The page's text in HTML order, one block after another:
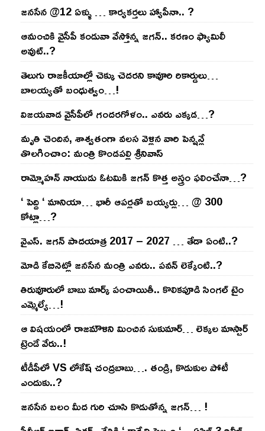
జనసేన @12 ఏళ్ళు … కార్యకర్తలు హ్యాపీనా.. ?
ఆమంచికి వైసీపీ కండువా వేస్తోన్న జ‌గ‌న్‌.. క‌ర‌ణం ఫ్యామిలీ
అవుట్‌..?
తెలుగు రాజ‌కీయాల్లో చెక్కు చెద‌ర‌ని కావూరి రికార్డులు…
బాల‌య్యతో బంధుత్వం…!
విజ‌య‌వాడ వైసీపీలో గంద‌ర‌గోళం.. ఎవ‌రు ఎక్క‌డ‌…?
మృతి చెందిన, శాశ్వతంగా వలస వెళ్లిన వారి పెన్ష‌న్లే
తొల‌గించాం: మంత్రి కొండపల్లి శ్రీనివాస్
రామ్మోహ‌న్ నాయుడు ఓట‌మికి జ‌గ‌న్ కొత్త అస్త్రం ఫ‌లించేనా…?
‘ పెద్ది ‘ మానియా… భారీ ఆప‌ర్ల‌తో బ‌య్య‌ర్లు… @ 300
కోట్లా…?
వైఎస్‌. జ‌గ‌న్ పాద‌యాత్ర 2017 – 2027 … తేడా ఏంటి..?
మోడి కేబినెట్లో జ‌నసేన మంత్రి ఎవ‌రు.. ప‌వ‌న్ లెక్కేంటి..?
తిరువూరులో బాబు మార్క్ పంచాయితీ.. కొలిక‌పూడి సింగ‌ల్ టైం
ఎమ్మెల్యే…!
ఆ విష‌యంలో రాజ‌మౌళిని మించిన సుకుమార్‌… లెక్క‌ల మాస్టార్
ట్రెండే వేరు..!
టీడీపీలో VS లోకేష్ చంద్ర‌బాబు…. తండ్రి, కొడుకుల పోటీ
ఎందుకు..?
జ‌న‌సేన బ‌లం మీద గురి చూసి కొడుతోన్న జ‌గ‌న్‌… !